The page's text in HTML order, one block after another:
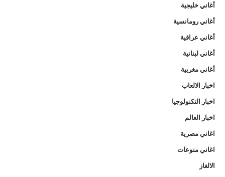
أغاني خليجية
أغاني رومانسية
أغاني عراقية
أغاني لبنانية
أغاني مغربية
اخبار الالعاب
اخبار التكنولوجيا
اخبار العالم
اغاني مصرية
اغاني منوعات
الالغاز